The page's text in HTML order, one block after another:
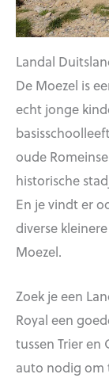
Landal
De Moezel is
echt jonge
oude
historische
En je vindt er
diverse
Moezel.
Zoek je een
Royal een
tussen Trier en
auto nodig om